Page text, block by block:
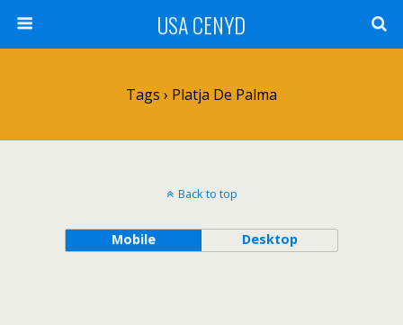
USA CENYD
Tags › Platja De Palma
Back to top
Mobile Desktop